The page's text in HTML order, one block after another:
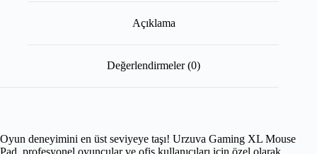
Açıklama
Değerlendirmeler (0)
Oyun deneyimini en üst seviyeye taşı! Urzuva Gaming XL Mouse